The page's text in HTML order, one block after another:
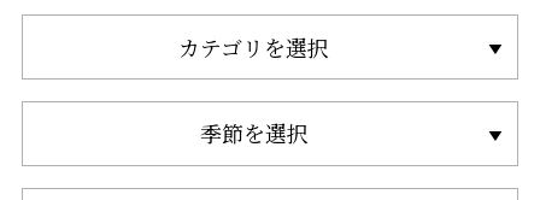
カテゴリを選択
季節を選択